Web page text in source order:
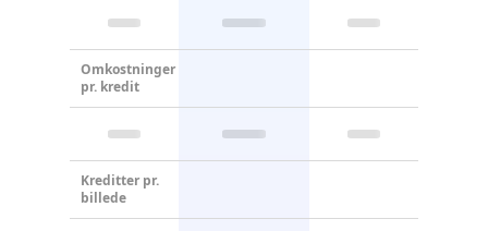
Omkostninger
pr. kredit
Kreditter pr.
billede